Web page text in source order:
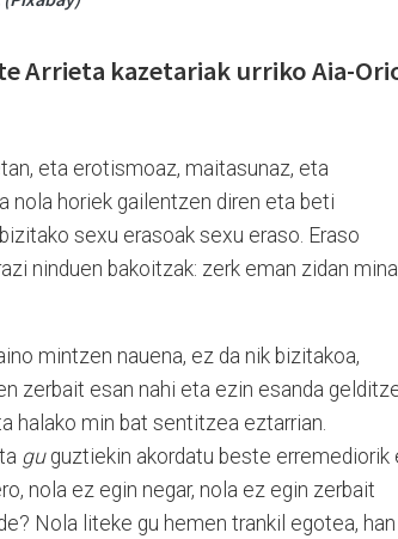
Arrieta kazetariak urriko Aia-
eta erotismoaz, maitasunaz, eta
nola horiek gailentzen diren eta beti
sexu erasoak sexu eraso. Eraso
ninduen bakoitzak: zerk eman zidan
mintzen nauena, ez da nik bizitakoa,
zerbait esan nahi eta ezin esanda
halako min bat sentitzea eztarrian.
guguztiekin akordatu beste erremediorik
nola ez egin negar, nola ez egin zerbait
Nola liteke gu hemen trankil egotea, han